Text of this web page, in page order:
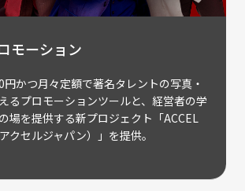
モーション
円かつ月々定額で著名タレントの写真・
るプロモーションツールと、経営者の学
場を提供する新プロジェクト「ACCEL
クセルジャパン）」を提供。